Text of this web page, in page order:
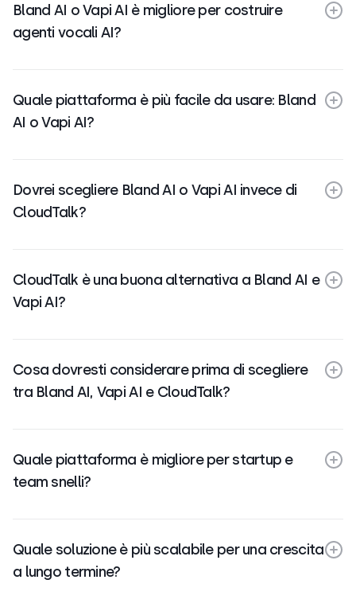
Bland AI o Vapi AI è migliore per costruire
agenti vocali AI?
Quale piattaforma è più facile da usare: Bland
AI o Vapi AI?
Dovrei scegliere Bland AI o Vapi AI invece di
CloudTalk?
CloudTalk è una buona alternativa a Bland AI e
Vapi AI?
Cosa dovresti considerare prima di scegliere
tra Bland AI, Vapi AI e CloudTalk?
Quale piattaforma è migliore per startup e
team snelli?
Quale soluzione è più scalabile per una crescita
a lungo termine?